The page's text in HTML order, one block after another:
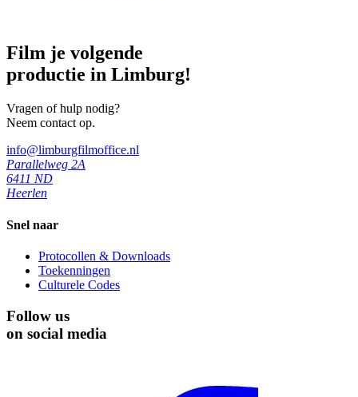
Film je volgende
productie in Limburg!
Vragen of hulp nodig?
Neem contact op.
info@limburgfilmoffice.nl
Parallelweg 2A
6411 ND
Heerlen
Snel naar
Protocollen & Downloads
Toekenningen
Culturele Codes
Follow us
on social media